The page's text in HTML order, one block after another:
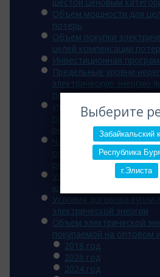
Выберите
Забайкальский
Республика
г.Элиста
Объем мощности для
потерь
Объем покупки
целей компенсации
Инвестиционная
Предельные уровни
электрическую энергию
поставляемую
Информация об
полного и (или)
режима потребления э/э
Часы для расчета
оплачиваемой
рынке
Условия договора
юридических лиц
Условия договора
электрической энергии
Объем электрической
покупаемой на оптовом
2018 год
2026 год
2024 год